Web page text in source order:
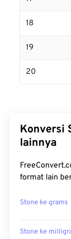
18
19
20
Konversi
lainnya
format lain
Stone ke grams
Stone ke